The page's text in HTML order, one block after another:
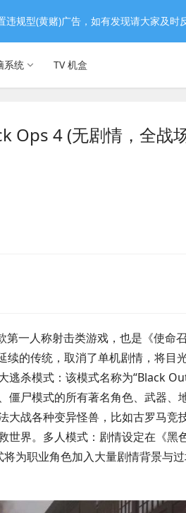
系统 TV 机盒
Ops 4 (无剧情，全战
第一人称射击类游戏，也是《使命
的传统，取消了单机剧情，将目
逃杀模式：该模式名称为“Black
僵尸模式的所有著名角色、武器、
大战各种变异怪兽，比如古罗马竞
世界。多人模式：剧情设定在《黑
为职业角色加入大量剧情背景与
规型(黄赌)广告，如有发现请大家及时